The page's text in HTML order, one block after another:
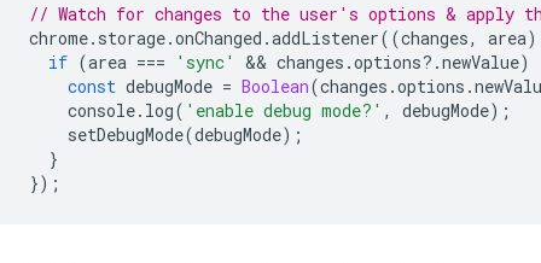
// Watch for changes to the user's options & apply
chrome. storage.onChanged .addListener((changes, area)
if (area === 'sync' && changes .options? .newValue)
const debugMode = Boolean(changes .options .
console. log( 'enable debug mode?' , debugMode);
setDebugMode(debugMode);
}
});